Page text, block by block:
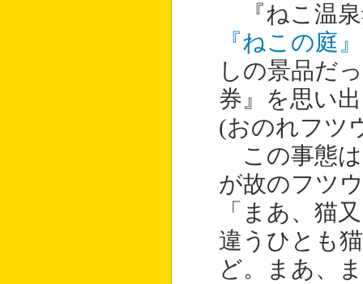
『ねこ温泉
『ねこの庭
しの景品だ
券』を思い
(おのれフ
この事態は
が故のフツ
「まあ、猫
違うひとも
ど。まあ、